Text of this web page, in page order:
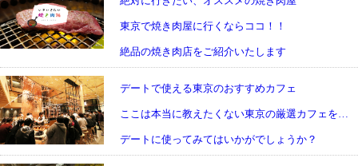
東京で焼き肉屋に行くならココ！！
絶品の焼き肉店をご紹介いたします
デートで使える東京のおすすめカフェ
デートに使ってみてはいかがでしょうか？